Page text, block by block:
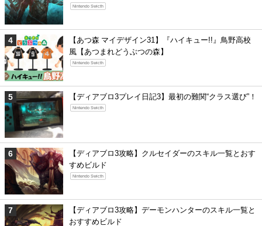
Nintendo Swicth
【あつ森 マイデザイン31】『ハイキュー!!』鳥野高校
風【あつまれどうぶつの森】
Nintendo Swicth
【ディアブロ3プレイ日記3】最初の難関“クラス選び”！
Nintendo Swicth
【ディアブロ3攻略】クルセイダーのスキル一覧とおす
すめビルド
Nintendo Swicth
【ディアブロ3攻略】デーモンハンターのスキル一覧と
おすすめビルド